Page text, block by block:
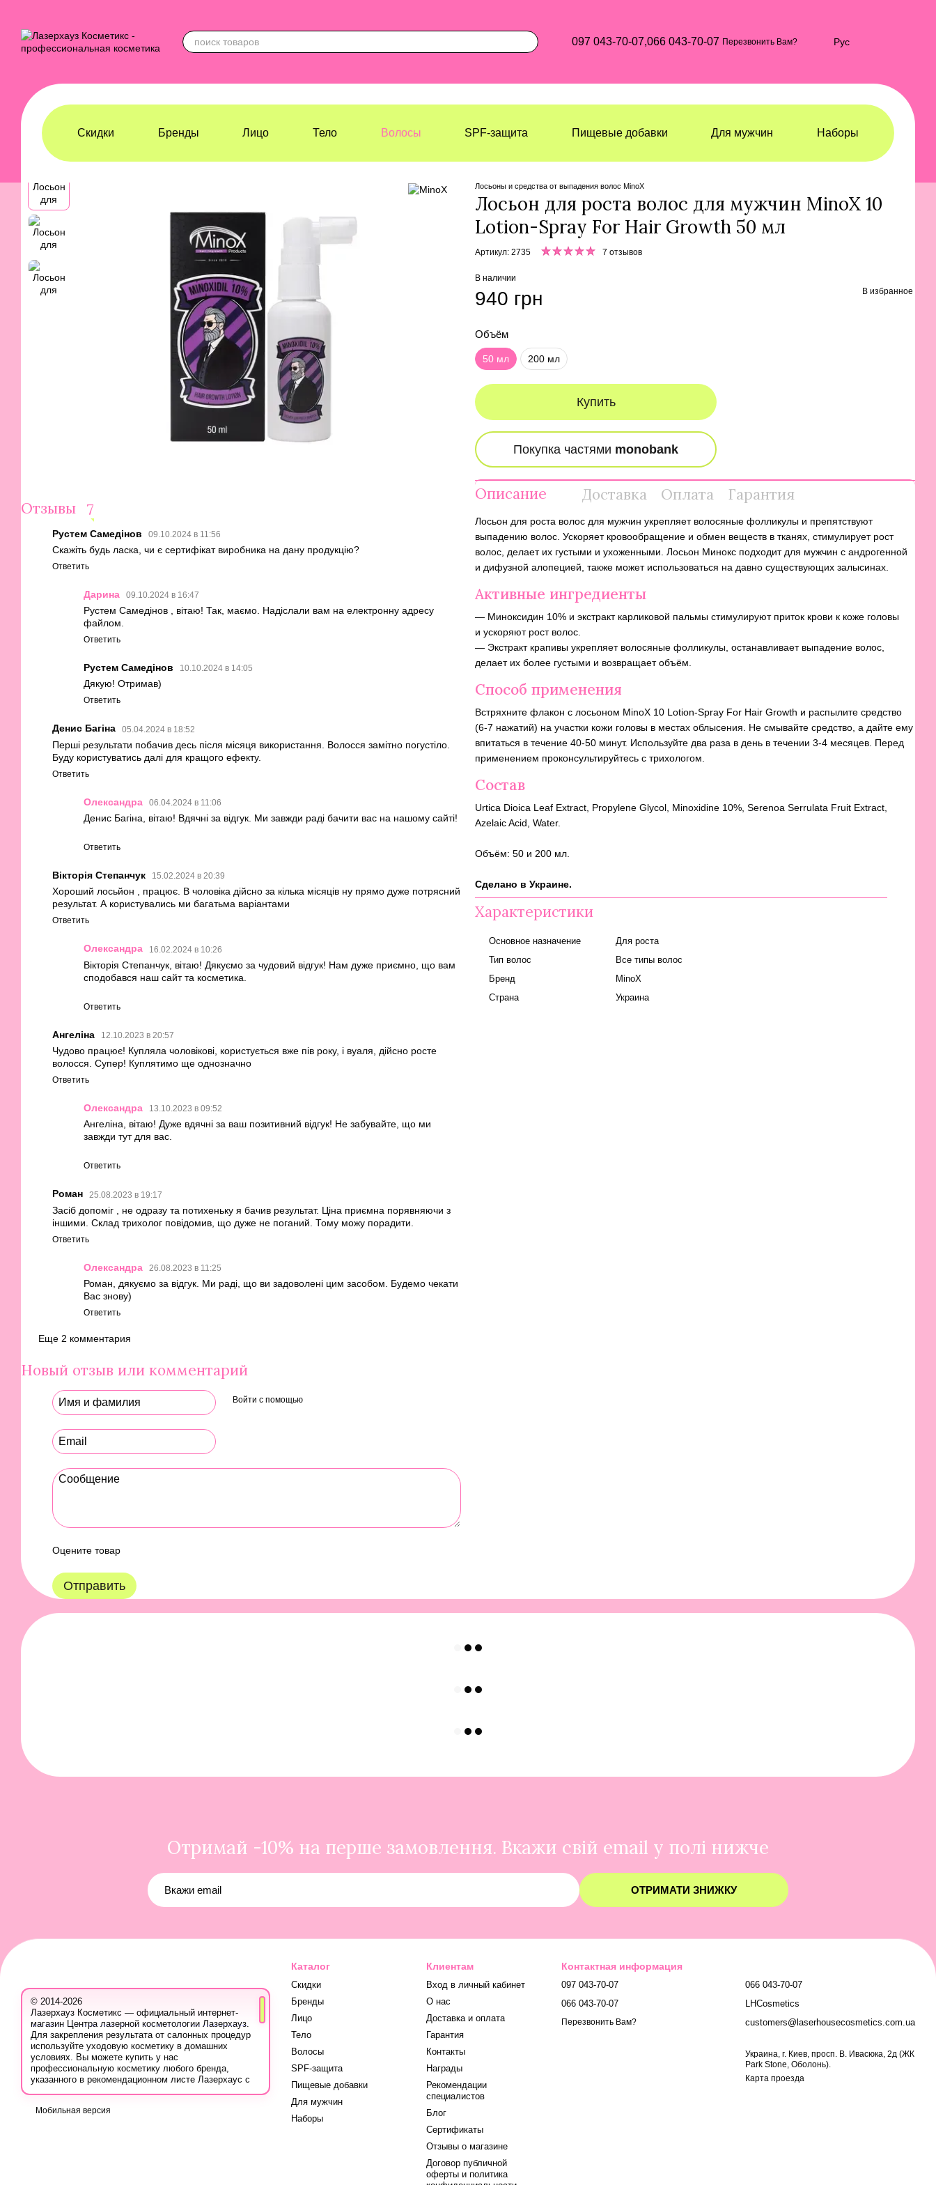
097 043-70-07,066 043-70-07 Перезвонить Вам? Рус
Скидки Бренды Лицо Тело Волосы SPF-защита Пищевые добавки Для мужчин Наборы
Отзывы 7
Рустем Самедінов 09.10.2024 в 11:56
Скажіть будь ласка, чи є сертифікат виробника на дану продукцію?
Ответить
Дарина 09.10.2024 в 16:47
Рустем Самедінов , вітаю! Так, маємо. Надіслали вам на електронну адресу
файлом.
Ответить
Рустем Самедінов 10.10.2024 в 14:05
Дякую! Отримав)
Ответить
Денис Багіна 05.04.2024 в 18:52
Перші результати побачив десь після місяця використання. Волосся замітно погустіло.
Буду користуватись далі для кращого ефекту.
Ответить
Олександра 06.04.2024 в 11:06
Денис Багіна, вітаю! Вдячні за відгук. Ми завжди раді бачити вас на нашому сайті!
Ответить
Вікторія Степанчук 15.02.2024 в 20:39
Хороший лосьйон , працює. В чоловіка дійсно за кілька місяців ну прямо дуже потрясний
результат. А користувались ми багатьма варіантами
Ответить
Олександра 16.02.2024 в 10:26
Вікторія Степанчук, вітаю! Дякуємо за чудовий відгук! Нам дуже приємно, що вам
сподобався наш сайт та косметика.
Ответить
Ангеліна 12.10.2023 в 20:57
Чудово працює! Купляла чоловікові, користується вже пів року, і вуаля, дійсно росте
волосся. Супер! Куплятимо ще однозначно
Ответить
Олександра 13.10.2023 в 09:52
Ангеліна, вітаю! Дуже вдячні за ваш позитивний відгук! Не забувайте, що ми
завжди тут для вас.
Ответить
Роман 25.08.2023 в 19:17
Засіб допоміг , не одразу та потихеньку я бачив результат. Ціна приємна порявняючи з
іншими. Склад трихолог повідомив, що дуже не поганий. Тому можу порадити.
Ответить
Олександра 26.08.2023 в 11:25
Роман, дякуємо за відгук. Ми раді, що ви задоволені цим засобом. Будемо чекати
Вас знову)
Ответить
Еще 2 комментария
Новый отзыв или комментарий
Войти с помощью
Оцените товар
Отправить
Лосьоны и средства от выпадения волос MinoX
Лосьон для роста волос для мужчин MinoX 10
Lotion-Spray For Hair Growth 50 мл
Артикул: 2735 7 отзывов
940 грн
В наличии
В избранное
Объём
50 мл 200 мл
Купить
Доставка Оплата Гарантия
Описание
Лосьон для роста волос для мужчин укрепляет волосяные фолликулы и препятствуют
выпадению волос. Ускоряет кровообращение и обмен веществ в тканях, стимулирует рост
волос, делает их густыми и ухоженными. Лосьон Минокс подходит для мужчин с андрогенной
и дифузной алопецией, также может использоваться на давно существующих залысинах.
Активные ингредиенты
— Миноксидин 10% и экстракт карликовой пальмы стимулируют приток крови к коже головы
и ускоряют рост волос.
— Экстракт крапивы укрепляет волосяные фолликулы, останавливает выпадение волос,
делает их более густыми и возвращает объём.
Способ применения
Встряхните флакон с лосьоном MinoX 10 Lotion-Spray For Hair Growth и распылите средство
(6-7 нажатий) на участки кожи головы в местах облысения. Не смывайте средство, а дайте ему
впитаться в течение 40-50 минут. Используйте два раза в день в течении 3-4 месяцев. Перед
применением проконсультируйтесь с трихологом.
Состав
Urtica Dioica Leaf Extract, Propylene Glycol, Minoxidine 10%, Serenoa Serrulata Fruit Extract,
Azelaic Acid, Water.
Объём: 50 и 200 мл.
Сделано в Украине.
Характеристики
Основное назначение
Для роста
Тип волос
Все типы волос
Бренд
MinoX
Страна
Украина
Отримай -10% на перше замовлення. Вкажи свій email у полі нижче
ОТРИМАТИ ЗНИЖКУ
© 2014-2026
Лазерхауз Косметикс — официальный интернет-
магазин Центра лазерной косметологии Лазерхауз.
Для закрепления результата от салонных процедур
используйте уходовую косметику в домашних
условиях. Вы можете купить у нас
профессиональную косметику любого бренда,
указанного в рекомендационном листе Лазерхаус с
Лазер Хауз к косметологу, дерматологу, трихологу
Мобильная версия
Каталог
Скидки
Бренды
Лицо
Тело
Волосы
SPF-защита
Пищевые добавки
Для мужчин
Наборы
Клиентам
Вход в личный кабинет
О нас
Доставка и оплата
Гарантия
Контакты
Награды
Рекомендации
специалистов
Блог
Сертификаты
Отзывы о магазине
Договор публичной
оферты и политика
Контактная информация
097 043-70-07
066 043-70-07
Перезвонить Вам?
066 043-70-07
LHCosmetics
customers@laserhousecosmetics.com.ua
Украина, г. Киев, просп. В. Ивасюка, 2д (ЖК
Park Stone, Оболонь).
Карта проезда